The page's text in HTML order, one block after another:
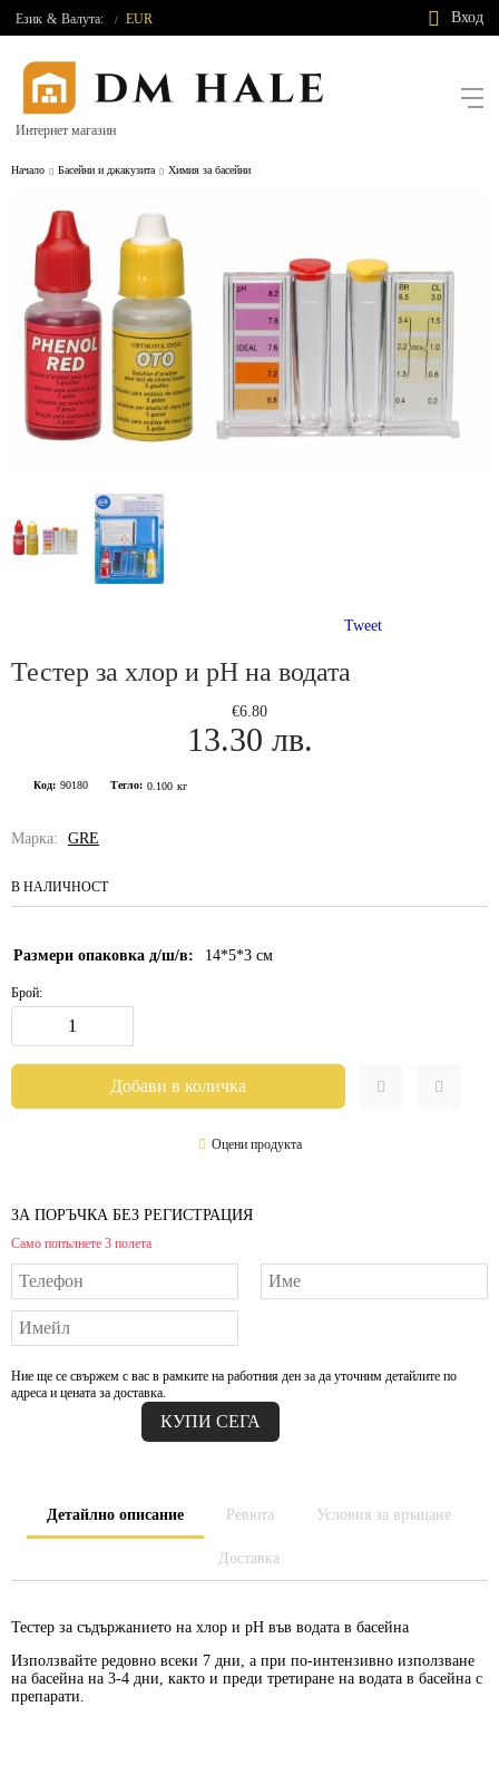
Език & Валута: / EUR Вход
Интернет магазин
Начало Басейни и джакузита Химия за басейни
Tweet
Тестер за хлор и pH на водата
€6.80
13.30 лв.
Код: 90180 Тегло: 0.100 кг
Марка: GRE
В НАЛИЧНОСТ
Размери опаковка д/ш/в: 14*5*3 см
Брой:
Оцени продукта
ЗА ПОРЪЧКА БЕЗ РЕГИСТРАЦИЯ
Само попълнете 3 полета
Ние ще се свържем с вас в рамките на работния ден за да уточним детайлите по
адреса и цената за доставка.
Детайлно описание Ревюта Условия за връщане
Доставка
Тестер за съдържанието на хлор и рН във водата в басейна
Използвайте редовно всеки 7 дни, а при по-интензивно използване
на басейна на 3-4 дни, както и преди третиране на водата в басейна с
препарати.